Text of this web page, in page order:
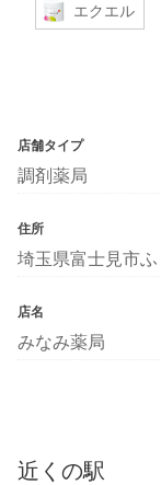
エクエル
店舗タイプ
調剤薬局
住所
埼玉県富士見市
店名
みなみ薬局
近くの駅